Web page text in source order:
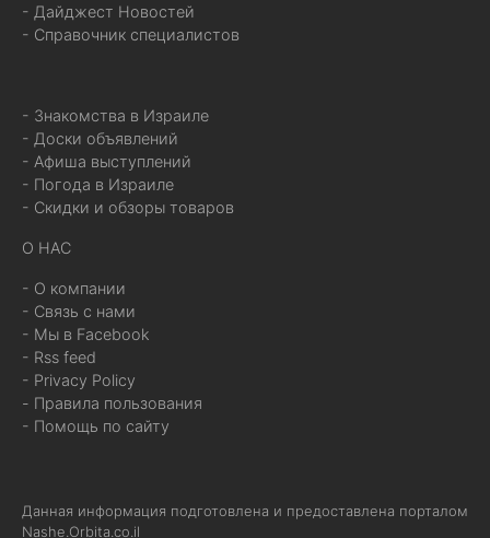
- Дайджест Новостей
- Справочник специалистов
- Знакомства в Израиле
- Доски объявлений
- Афиша выступлений
- Погода в Израиле
- Скидки и обзоры товаров
О НАС
- О компании
- Связь с нами
- Мы в Facebook
- Rss feed
- Privacy Policy
- Правила пользования
- Помощь по сайту
Данная информация подготовлена и предоставлена порталом
Nashe.Orbita.co.il